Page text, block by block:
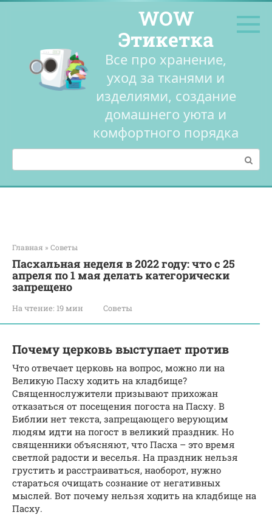
Перейти
WOW
Этикетка
Все про хранение,
уход за тканями и
изделиями, создание
домашнего уюта и
комфортного порядка
Поиск:
Главная » Советы
Пасхальная неделя в 2022 году: что с 25
апреля по 1 мая делать категорически
запрещено
На чтение: 19 мин Советы
Почему церковь выступает против
Что отвечает церковь на вопрос, можно ли на
Великую Пасху ходить на кладбище?
Священнослужители призывают прихожан
отказаться от посещения погоста на Пасху. В
Библии нет текста, запрещающего верующим
людям идти на погост в великий праздник. Но
священники объясняют, что Пасха – это время
светлой радости и веселья. На праздник нельзя
грустить и расстраиваться, наоборот, нужно
стараться очищать сознание от негативных
мыслей. Вот почему нельзя ходить на кладбище на
Пасху.